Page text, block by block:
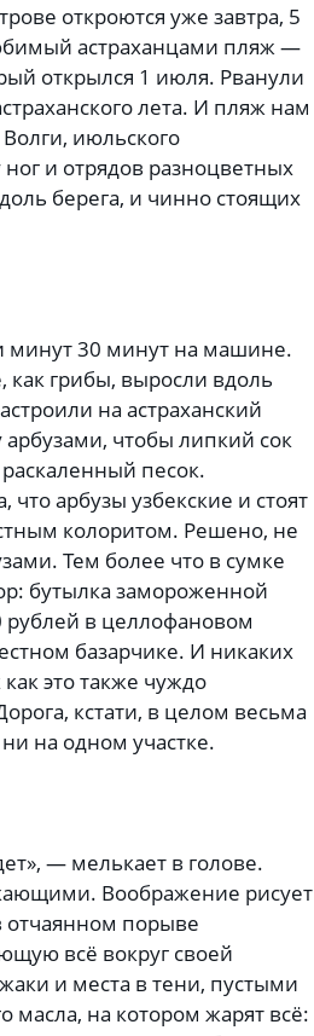
откроются уже завтра, 5
астраханцами пляж —
открылся 1 июля. Рванули
лета. И пляж нам
июльского
и отрядов разноцветных
берега, и чинно стоящих
минут 30 минут на машине.
грибы, выросли вдоль
на астраханский
чтобы липкий сок
песок.
арбузы узбекские и стоят
колоритом. Решено, не
Тем более что в сумке
бутылка замороженной
рублей в целлофановом
базарчике. И никаких
это также чуждо
кстати, в целом весьма
на одном участке.
— мелькает в голове.
Воображение рисует
отчаянном порыве
всё вокруг своей
и места в тени, пустыми
масла, на котором жарят всё: